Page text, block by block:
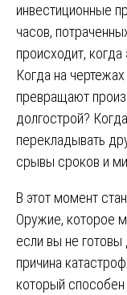
инвестиционные
часов,
происходит,
Когда на
превращают
долгострой?
перекладывать
срывы сроков и
В этот момент
Оружие, которое
если вы не готовы
причина
который